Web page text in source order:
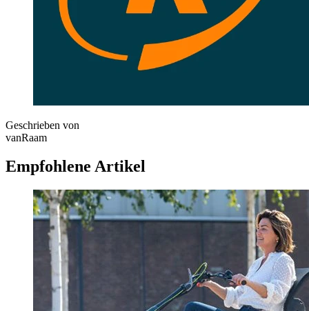
Geschrieben von
vanRaam
Empfohlene Artikel